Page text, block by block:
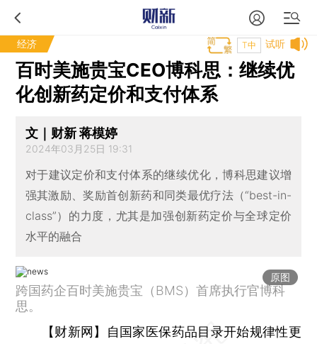
经济 试听
T中
百时美施贵宝CEO博科思：继续优
化创新药定价和支付体系
文｜财新 蒋模婷
2024年03月25日 19:31
对于建议定价和支付体系的继续优化，博科思建议增
强其激励、奖励首创新药和同类最优疗法（“best-in-
class”）的力度，尤其是加强创新药定价与全球定价
水平的融合
原图
跨国药企百时美施贵宝（BMS）首席执行官博科
思。
【财新网】
自国家医保药品目录开始规律性更